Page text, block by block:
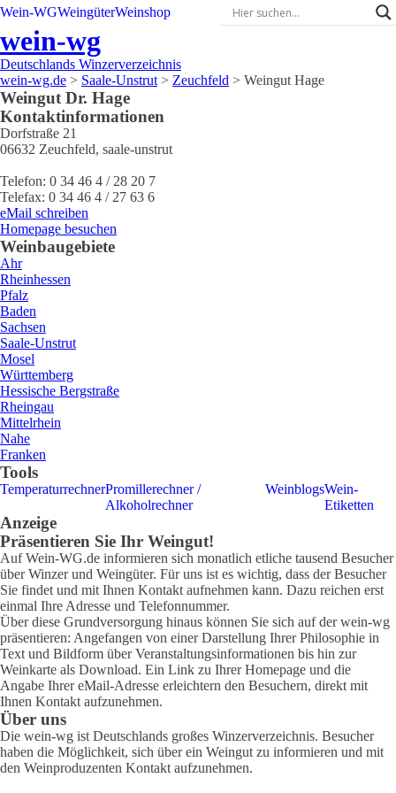
Wein-WGWeingüterWeinshop
wein-wg
Deutschlands Winzerverzeichnis
wein-wg.de > Saale-Unstrut > Zeuchfeld > Weingut Hage
Weingut Dr. Hage
Kontaktinformationen
Dorfstraße 21
06632 Zeuchfeld, saale-unstrut
Telefon: 0 34 46 4 / 28 20 7
Telefax: 0 34 46 4 / 27 63 6
eMail schreiben
Homepage besuchen
Weinbaugebiete
Ahr
Rheinhessen
Pfalz
Baden
Sachsen
Saale-Unstrut
Mosel
Württemberg
Hessische Bergstraße
Rheingau
Mittelrhein
Nahe
Franken
Tools
TemperaturrechnerPromillerechner /
Alkoholrechner
WeinblogsWein-
Etiketten
Anzeige
Präsentieren Sie Ihr Weingut!
Auf Wein-WG.de informieren sich monatlich etliche tausend Besucher
über Winzer und Weingüter. Für uns ist es wichtig, dass der Besucher
Sie findet und mit Ihnen Kontakt aufnehmen kann. Dazu reichen erst
einmal Ihre Adresse und Telefonnummer.
Über diese Grundversorgung hinaus können Sie sich auf der wein-wg
präsentieren: Angefangen von einer Darstellung Ihrer Philosophie in
Text und Bildform über Veranstaltungsinformationen bis hin zur
Weinkarte als Download. Ein Link zu Ihrer Homepage und die
Angabe Ihrer eMail-Adresse erleichtern den Besuchern, direkt mit
Ihnen Kontakt aufzunehmen.
Über uns
Die wein-wg ist Deutschlands großes Winzerverzeichnis. Besucher
haben die Möglichkeit, sich über ein Weingut zu informieren und mit
den Weinproduzenten Kontakt aufzunehmen.